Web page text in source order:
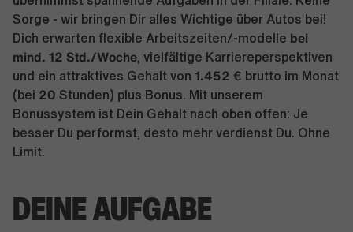
Sorge - wir bringen Dir alles Wichtige über Autos bei!
Dich erwarten flexible Arbeitszeiten/-modelle bei
mind. 12 Std./Woche , vielfältige Karriereperspektiven
und ein attraktives Gehalt von 1.452 € brutto im Monat
(bei 20 Stunden) plus Bonus. Mit unserem
Bonussystem ist Dein Gehalt nach oben offen: Je
besser Du performst, desto mehr verdienst Du. Ohne
Limit.
DEINE AUFGABE